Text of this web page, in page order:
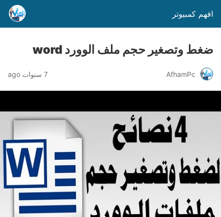
افهم كمبيوتر
ضغط وتصغير حجم ملف الوورد word
AfhamPc 7 سنوات ago